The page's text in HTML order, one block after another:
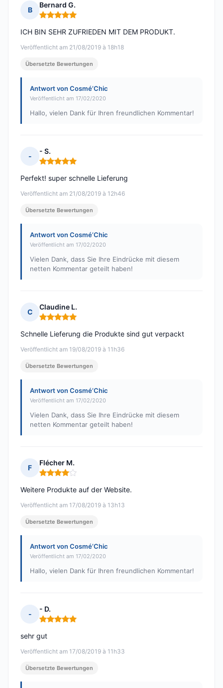
B
Bernard G.
Hinweis: 5 von 5
Veröffentlicht am 21/08/2019 à 18h18
ICH BIN SEHR ZUFRIEDEN MIT DEM PRODUKT.
Übersetzte Bewertungen
Antwort von Cosmé’Chic
Veröffentlicht am 17/02/2020
Hallo, vielen Dank für Ihren freundlichen Kommentar!
-
- S.
Hinweis: 5 von 5
Veröffentlicht am 21/08/2019 à 12h46
Perfekt! super schnelle Lieferung
Übersetzte Bewertungen
Antwort von Cosmé’Chic
Veröffentlicht am 17/02/2020
Vielen Dank, dass Sie Ihre Eindrücke mit diesem
netten Kommentar geteilt haben!
C
Claudine L.
Hinweis: 5 von 5
Veröffentlicht am 19/08/2019 à 11h36
Schnelle Lieferung die Produkte sind gut verpackt
Übersetzte Bewertungen
Antwort von Cosmé’Chic
Veröffentlicht am 17/02/2020
Vielen Dank, dass Sie Ihre Eindrücke mit diesem
netten Kommentar geteilt haben!
F
Flécher M.
Hinweis: 4 von 5
Veröffentlicht am 17/08/2019 à 13h13
Weitere Produkte auf der Website.
Übersetzte Bewertungen
Antwort von Cosmé’Chic
Veröffentlicht am 17/02/2020
Hallo, vielen Dank für Ihren freundlichen Kommentar!
-
- D.
Hinweis: 5 von 5
Veröffentlicht am 17/08/2019 à 11h33
sehr gut
Übersetzte Bewertungen